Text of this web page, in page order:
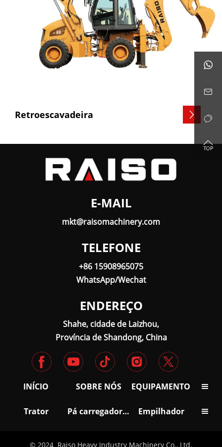
Retroescavadeira 
E-MAIL
mkt@raisomachinery.com
TELEFONE
+86 15908965075
WhatsApp/Wechat
ENDEREÇO
Shahe, cidade de Laizhou,
Província de Shandong, China
INÍCIO SOBRE NÓS EQUIPAMENTO 
Trator Pá carregadora de rodas Empilhador 
© 2024 Raiso Heavy Industry Machinery Co., Ltd.



